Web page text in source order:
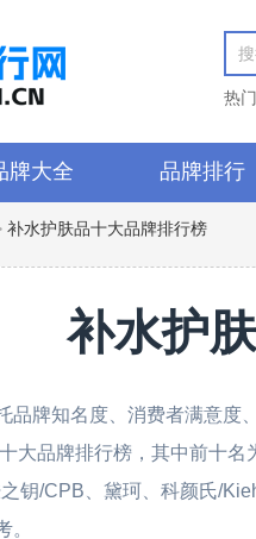
热
牌大全 品牌排行
补水护肤品十大品牌排行榜
补水护
品牌知名度、消费者满意度
大品牌排行榜，其中前十
钥/CPB、黛珂、科颜氏/
。